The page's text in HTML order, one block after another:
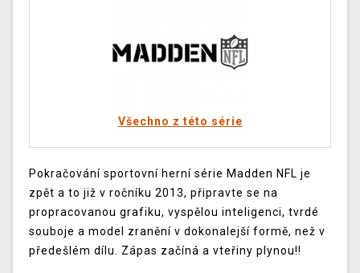
Všechno z této série
Pokračování sportovní herní série Madden NFL je
zpět a to již v ročníku 2013, připravte se na
propracovanou grafiku, vyspělou inteligenci, tvrdé
souboje a model zranění v dokonalejší formě, než v
předešlém dílu. Zápas začíná a vteřiny plynou!!